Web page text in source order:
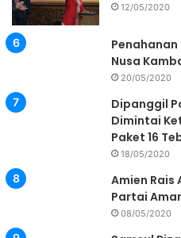
12/05/2020
Nusa
20/05/2020
Dipanggil
Dimintai
Paket 16
18/05/2020
Amien Rais
Partai
08/05/2020